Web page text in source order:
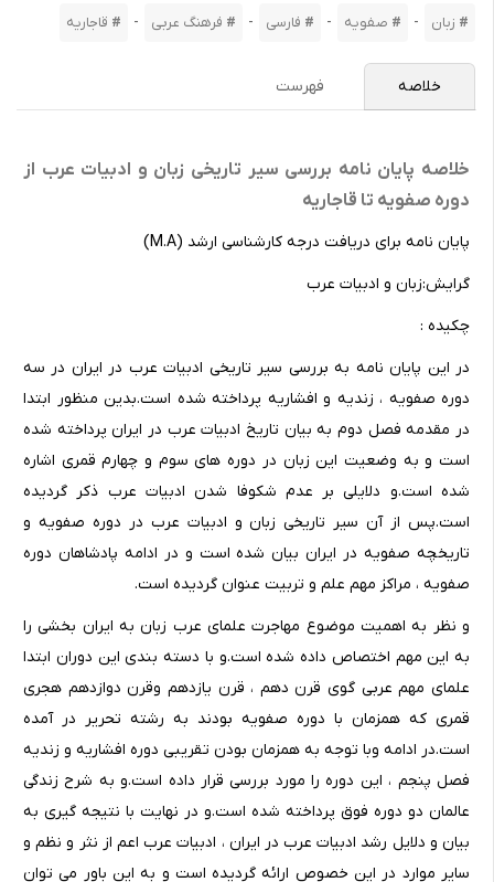
زبان - صفویه - فارسی - فرهنگ عربی - قاجاریه
خلاصه فهرست
خلاصه پایان نامه بررسی سیر تاریخی زبان و ادبیات عرب از
دوره صفویه تا قاجاریه
پایان نامه برای دریافت درجه کارشناسی ارشد (M.A)
گرایش:زبان و ادبیات عرب
چکیده :
در این پایان نامه به بررسی سیر تاریخی ادبیات عرب در ایران در سه
دوره صفویه ، زندیه و افشاریه پرداخته شده است.بدین منظور ابتدا
در مقدمه فصل دوم به بیان تاریخ ادبیات عرب در ایران پرداخته شده
است و به وضعیت این زبان در دوره های سوم و چهارم قمری اشاره
شده است.و دلایلی بر عدم شکوفا شدن ادبیات عرب ذکر گردیده
است.پس از آن سیر تاریخی زبان و ادبیات عرب در دوره صفویه و
تاریخچه صفویه در ایران بیان شده است و در ادامه پادشاهان دوره
صفویه ، مراکز مهم علم و تربیت عنوان گردیده است.
و نظر به اهمیت موضوع مهاجرت علمای عرب زبان به ایران بخشی را
به این مهم اختصاص داده شده است.و با دسته بندی این دوران ابتدا
علمای مهم عربی گوی قرن دهم ، قرن یازدهم وقرن دوازدهم هجری
قمری که همزمان با دوره صفویه بودند به رشته تحریر در آمده
است.در ادامه وبا توجه به همزمان بودن تقریبی دوره افشاریه و زندیه
فصل پنجم ، این دوره را مورد بررسی قرار داده است.و به شرح زندگی
عالمان دو دوره فوق پرداخته شده است.و در نهایت با نتیجه گیری به
بیان و دلایل رشد ادبیات عرب در ایران ، ادبیات عرب اعم از نثر و نظم و
سایر موارد در این خصوص ارائه گردیده است و به این باور می توان